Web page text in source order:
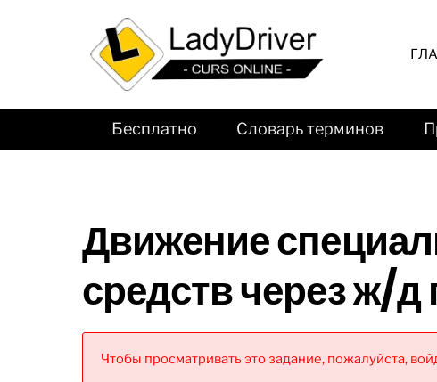
Бесплатно Словарь терминов
Движение
средств через ж/д
Чтобы просматривать это задание, пожалуйста,